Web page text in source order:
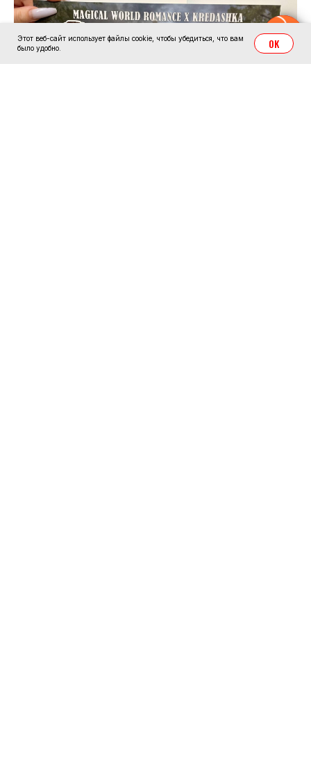
Напишите нам!
Этот веб-сайт использует файлы cookie, чтобы убедиться, что вам
было удобно.
OK